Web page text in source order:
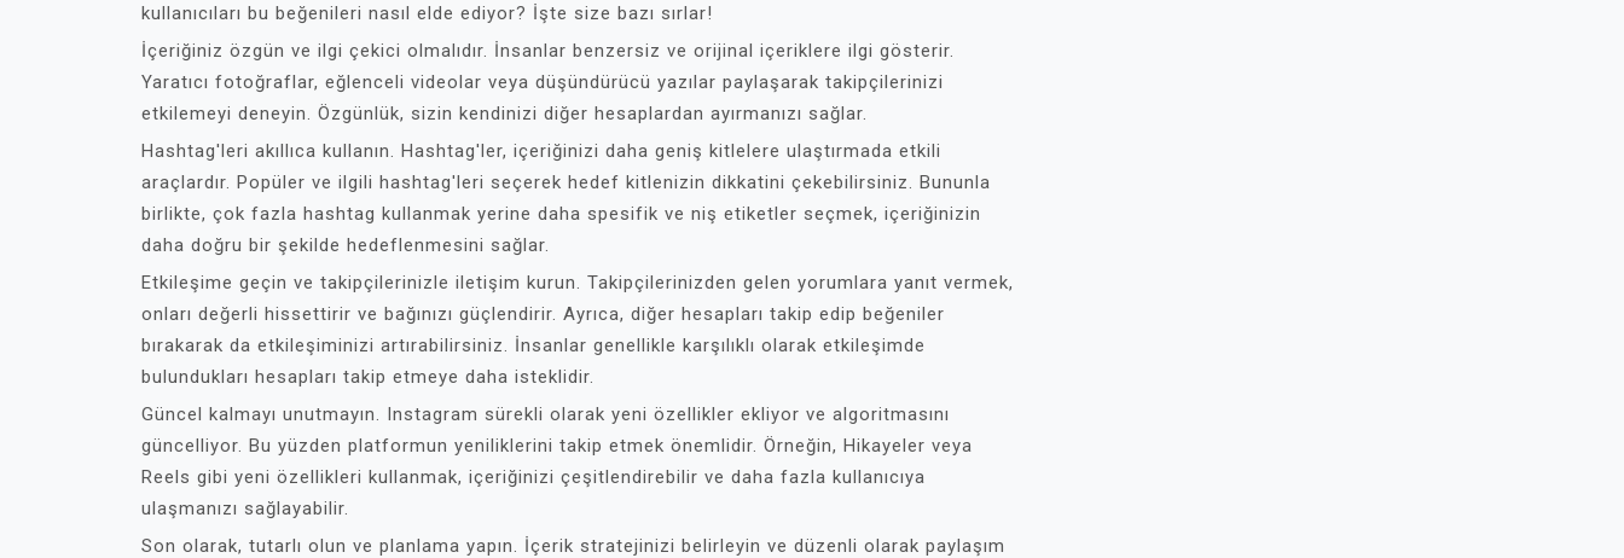
kullanıcıları bu beğenileri nasıl elde ediyor? İşte size bazı sırlar!
İçeriğiniz özgün ve ilgi çekici olmalıdır. İnsanlar benzersiz ve orijinal içeriklere ilgi gösterir.
Yaratıcı fotoğraflar, eğlenceli videolar veya düşündürücü yazılar paylaşarak takipçilerinizi
etkilemeyi deneyin. Özgünlük, sizin kendinizi diğer hesaplardan ayırmanızı sağlar.
Hashtag'leri akıllıca kullanın. Hashtag'ler, içeriğinizi daha geniş kitlelere ulaştırmada etkili
araçlardır. Popüler ve ilgili hashtag'leri seçerek hedef kitlenizin dikkatini çekebilirsiniz. Bununla
birlikte, çok fazla hashtag kullanmak yerine daha spesifik ve niş etiketler seçmek, içeriğinizin
daha doğru bir şekilde hedeflenmesini sağlar.
Etkileşime geçin ve takipçilerinizle iletişim kurun. Takipçilerinizden gelen yorumlara yanıt vermek,
onları değerli hissettirir ve bağınızı güçlendirir. Ayrıca, diğer hesapları takip edip beğeniler
bırakarak da etkileşiminizi artırabilirsiniz. İnsanlar genellikle karşılıklı olarak etkileşimde
bulundukları hesapları takip etmeye daha isteklidir.
Güncel kalmayı unutmayın. Instagram sürekli olarak yeni özellikler ekliyor ve algoritmasını
güncelliyor. Bu yüzden platformun yeniliklerini takip etmek önemlidir. Örneğin, Hikayeler veya
Reels gibi yeni özellikleri kullanmak, içeriğinizi çeşitlendirebilir ve daha fazla kullanıcıya
ulaşmanızı sağlayabilir.
Son olarak, tutarlı olun ve planlama yapın. İçerik stratejinizi belirleyin ve düzenli olarak paylaşım